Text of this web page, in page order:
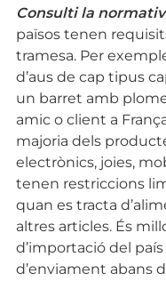
Consulti la
països tenen
tramesa. Per
d’aus de cap tipus
un barret amb
amic o client a
majoria dels
electrònics, joies,
tenen restriccions
quan es tracta
altres articles. És
d’importació del
d’enviament abans